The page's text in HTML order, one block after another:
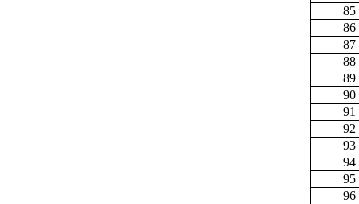
85
86
87
88
89
90
91
92
93
94
95
96